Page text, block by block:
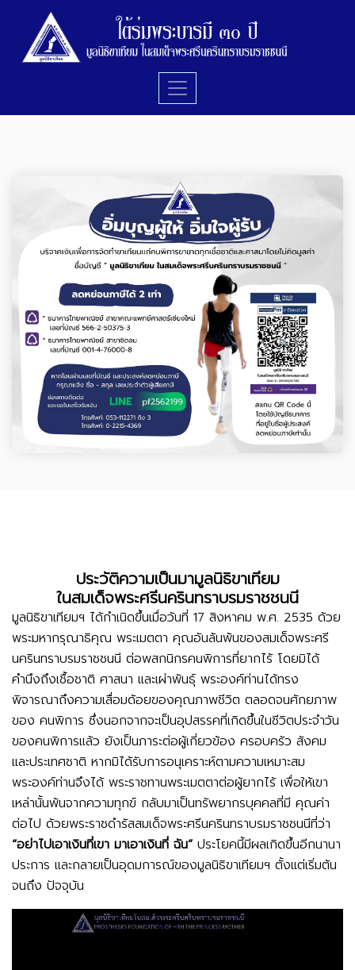
ประวัติความเป็นมามูลนิธิขาเทียม
ในสมเด็จพระศรีนครินทราบรมราชชนนี
มูลนิธิขาเทียมฯ ได้กำเนิดขึ้นเมื่อวันที่ 17 สิงหาคม พ.ศ. 2535 ด้วย
พระมหากรุณาธิคุณ พระเมตตา คุณอันล้นพ้นของสมเด็จพระศรี
นครินทราบรมราชชนนี ต่อพสกนิกรคนพิการที่ยากไร้ โดยมิได้
คำนึงถึงเชื้อชาติ ศาสนา และเผ่าพันธุ์ พระองค์ท่านได้ทรง
พิจารณาถึงความเสื่อมด้อยของคุณภาพชีวิต ตลอดจนศักยภาพ
ของ คนพิการ ซึ่งนอกจากจะเป็นอุปสรรคที่เกิดขึ้นในชีวิตประจำวัน
ของคนพิการแล้ว ยังเป็นภาระต่อผู้เกี่ยวข้อง ครอบครัว สังคม
และประเทศชาติ หากมิได้รับการอนุเคราะห์ตามความเหมาะสม
พระองค์ท่านจึงได้ พระราชทานพระเมตตาต่อผู้ยากไร้ เพื่อให้เขา
เหล่านั้นพ้นจากความทุกข์ กลับมาเป็นทรัพยากรบุคคลที่มี คุณค่า
ต่อไป ด้วยพระราชดำรัสสมเด็จพระศรีนครินทราบรมราชชนนีที่ว่า
“อย่าไปเอาเงินที่เขา มาเอาเงินที่ ฉัน”ประโยคนี้มีผลเกิดขึ้นอีกนานา
ประการ และกลายเป็นอุดมการณ์ของมูลนิธิขาเทียมฯ ตั้งแต่เริ่มต้น
จนถึง ปัจจุบัน